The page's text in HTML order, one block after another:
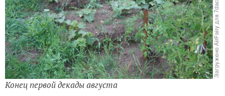
Конец первой декады августа